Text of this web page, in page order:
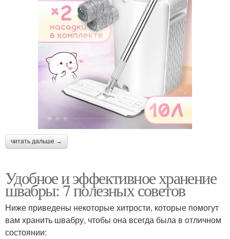
читать дальше →
Удобное и эффективное хранение
швабры: 7 полезных советов
Ниже приведены некоторые хитрости, которые помогут
вам хранить швабру, чтобы она всегда была в отличном
состоянии: